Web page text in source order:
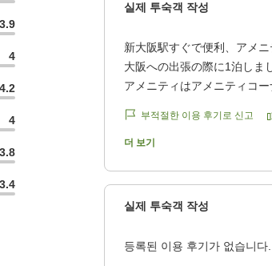
3.9
4
4.2
4
3.8
3.4
실제 투숙객 작성
新大阪駅すぐで便利、アメ
大阪への出張の際に1泊しま
アメニティはアメニティコ
綺麗な部屋でした。スリッ
スタイプでした。Wi-Fiはよ
でした。エアコンも同じです
他の画像やクチコミの詳細
reviewId=33123478638439
부적절한 이용 후기로 신고
더 보기
실제 투숙객 작성
등록된 이용 후기가 없습니다.